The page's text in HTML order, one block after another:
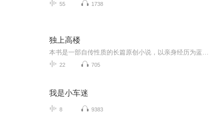
55 1738
独上高楼
22 705
我是小车迷
8 9383